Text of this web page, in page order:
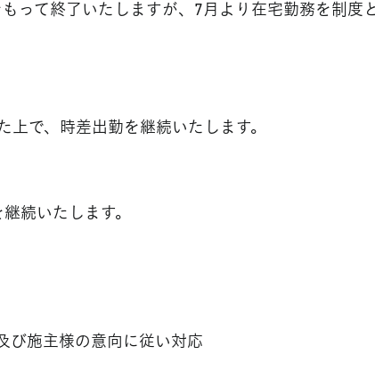
って終了いたしますが、7月より在宅勤務を制度
で、時差出勤を継続いたします。
続いたします。
び施主様の意向に従い対応